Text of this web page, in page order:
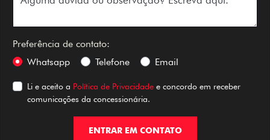
Preferência de contato:
Whatsapp
Telefone Email
Li e aceito a Política de Privacidade e concordo em receber
comunicações da concessionária.
ENTRAR EM CONTATO